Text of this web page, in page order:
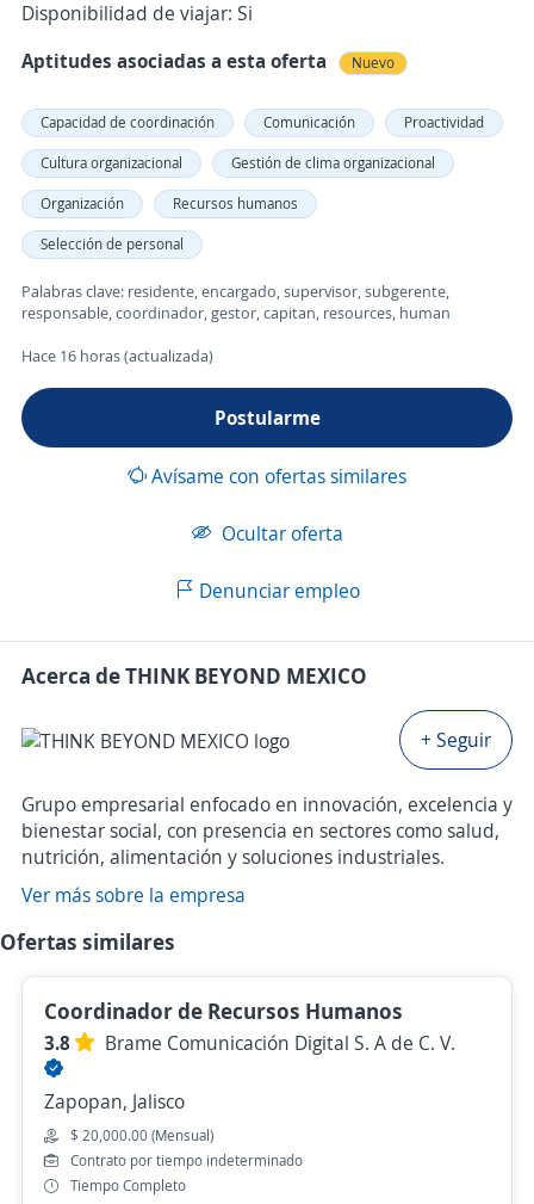
Disponibilidad de viajar: Si
Aptitudes asociadas a esta oferta
Nuevo
Capacidad de coordinación Comunicación
Proactividad
Cultura organizacional
Gestión de clima organizacional
Organización
Recursos humanos
Selección de personal
Palabras clave: residente, encargado, supervisor, subgerente,
responsable, coordinador, gestor, capitan, resources, human
Hace 16 horas (actualizada)
Postularme
Avísame con ofertas similares
Ocultar oferta
Denunciar empleo
Acerca de THINK BEYOND MEXICO
+ Seguir
Grupo empresarial enfocado en innovación, excelencia y
bienestar social, con presencia en sectores como salud,
nutrición, alimentación y soluciones industriales.
Ver más sobre la empresa
Ofertas similares
Coordinador de Recursos Humanos
3.8 Brame Comunicación Digital S. A de C. V.
Zapopan, Jalisco
$ 20,000.00 (Mensual)
Contrato por tiempo indeterminado
Tiempo Completo